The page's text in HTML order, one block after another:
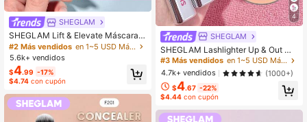
SHEGLAM
SHEGLAM Lift & Elevate Máscara a
largadora pestañas Marca de Belle
za Cosmética Maquillaje para Muje
res y Niñas
#2 Más vendidos
en 1~5 USD Máscaras de pestañas
5.6k+ vendidos
$4.99 -17%
$4.74 con cupón
4
SHEGLAM
SHEGLAM Lashlighter Up & Out Má
scara de pestañas pestañas Marca
de Belleza Cosmética Maquillaje pa
ra Mujeres y Niñas
#3 Más vendidos
en 1~5 USD Máscaras de pestañas
4.7k+ vendidos
(1000+)
$4.67 -22%
$4.44 con cupón